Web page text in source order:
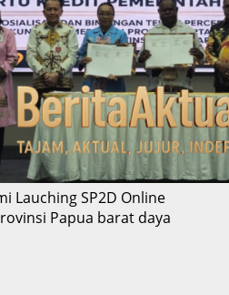
Lauching SP2D Online
Papua barat daya